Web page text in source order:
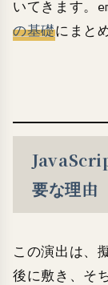
いてきます。
の基礎にまと
要な理由
この演出は、
後に敷き、そ